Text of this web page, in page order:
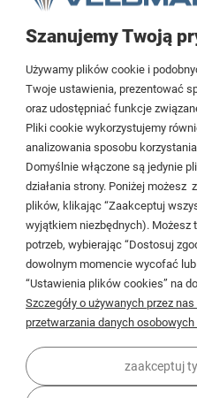
03-017
22
Szanujemy Twoją
Używamy plików cookie i
Twoje ustawienia, prezentować
oraz udostępniać funkcje
Pliki cookie wykorzystujemy
analizowania sposobu
Domyślnie włączone są jedynie
działania strony. Poniżej
plików, klikając “Zaakceptuj
wyjątkiem niezbędnych).
potrzeb, wybierając “Dostosuj
dowolnym momencie wycofać
“Ustawienia plików cookies” na
Szczegóły o używanych przez
przetwarzania danych
zaakceptuj